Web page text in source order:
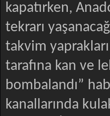
kapatırken,
tekrarı
takvim
tarafına kan ve
bombalandı”
kanallarında